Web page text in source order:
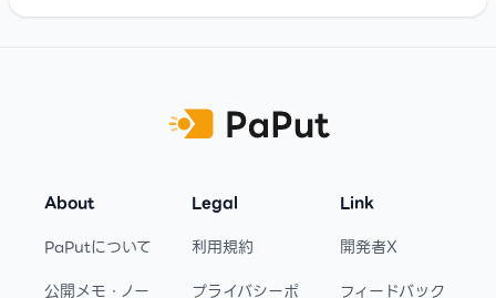
About
PaPutについて
公開メモ・ノー
Legal
利用規約
プライバシーポ
Link
開発者X
フィードバック